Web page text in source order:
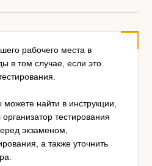
рабочего места в
в том случае, если это
найти в инструкции,
тестирования
экзаменом,
а также уточнить